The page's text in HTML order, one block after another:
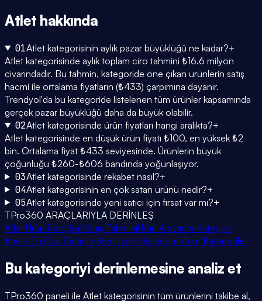
Atlet hakkında
01Atlet kategorisinin aylık pazar büyüklüğü ne kadar?+
Atlet kategorisinde aylık toplam ciro tahmini ₺16.6 milyon
civarındadır. Bu tahmin, kategoride öne çıkan ürünlerin satış
hacmi ile ortalama fiyatların (₺433) çarpımına dayanır.
Trendyol'da bu kategoride listelenen tüm ürünler kapsamında
gerçek pazar büyüklüğü daha da büyük olabilir.
02Atlet kategorisinde ürün fiyatları hangi aralıkta?+
Atlet kategorisinde en düşük ürün fiyatı ₺100, en yüksek ₺2
bin. Ortalama fiyat ₺433 seviyesinde. Ürünlerin büyük
çoğunluğu ₺260-₺606 bandında yoğunlaşıyor.
03Atlet kategorisinde rekabet nasıl?+
04Atlet kategorisinin en çok satan ürünü nedir?+
05Atlet kategorisinde yeni satıcı için fırsat var mı?+
TPro360 ARAÇLARIYLA DERİNLEŞ
Atlet Ürün FotoğrafıSatış TahminiÜrün AraştırmaKategori
AnaliziEn Çok SatanlarKomisyon HesaplamaTüm Kategoriler
Bu kategoriyi derinlemesine analiz et
TPro360 paneli ile Atlet kategorisinin tüm ürünlerini takibe al,